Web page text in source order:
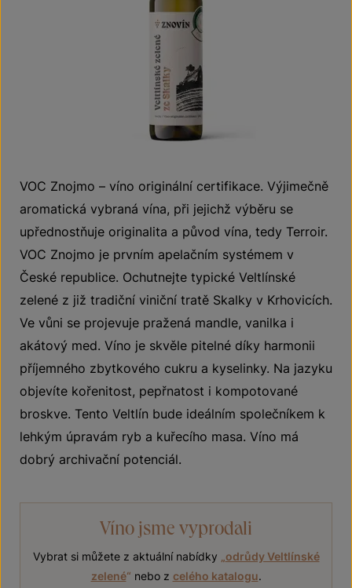
VOC Znojmo – víno originální certifikace. Výjimečně
aromatická vybraná vína, při jejichž výběru se
upřednostňuje originalita a původ vína, tedy Terroir.
VOC Znojmo je prvním apelačním systémem v
České republice. Ochutnejte typické Veltlínské
zelené z již tradiční viniční tratě Skalky v Krhovicích.
Ve vůni se projevuje pražená mandle, vanilka i
akátový med. Víno je skvěle pitelné díky harmonii
příjemného zbytkového cukru a kyselinky. Na jazyku
objevíte kořenitost, pepřnatost i kompotované
broskve. Tento Veltlín bude ideálním společníkem k
lehkým úpravám ryb a kuřecího masa. Víno má
dobrý archivační potenciál.
Víno jsme vyprodali
Vybrat si můžete z aktuální nabídky
odrůdy Veltlínské
zelené“ nebo z celého katalogu.